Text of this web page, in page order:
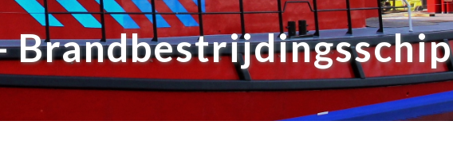
Brandbestrijdingsschip